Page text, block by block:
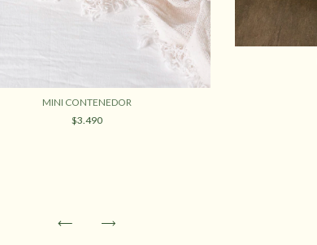
MINI CONTENEDOR
$3.490